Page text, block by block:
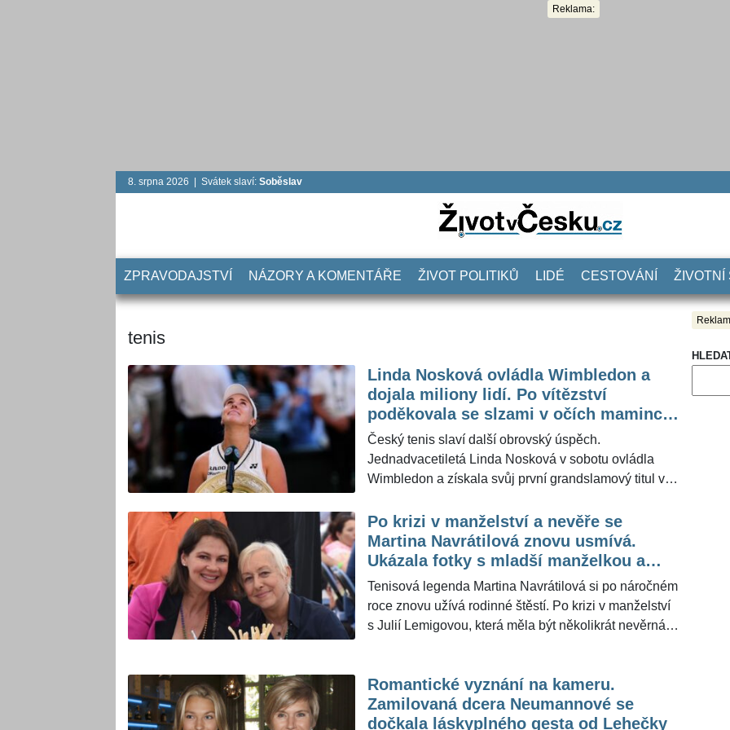
Reklama:
8. srpna 2026 | Svátek slaví: Soběslav
ZPRAVODAJSTVÍ NÁZORY A KOMENTÁŘE ŽIVOT POLITIKŮ LIDÉ CESTOVÁNÍ ŽIVOTNÍ
tenis
Linda Nosková ovládla Wimbledon a
dojala miliony lidí. Po vítězství
poděkovala se slzami v očích mamince
do nebe
Český tenis slaví další obrovský úspěch.
Jednadvacetiletá Linda Nosková v sobotu ovládla
Wimbledon a získala svůj první grandslamový titul v
Karolínu Muchovou ve třech setech. Po největším
triumfu svého života ale mladá Češka ukázala, že
existují věci mnohem důležitější než sportovní trofeje.
mamince Ivaně, která zemřela 30. června 2024 po
slovech neubránila slzám a dojala nejen přítomné na
Po krizi v manželství a nevěře se
Martina Navrátilová znovu usmívá.
Ukázala fotky s mladší manželkou a
syny
Tenisová legenda Martina Navrátilová si po náročném
roce znovu užívá rodinné štěstí. Po krizi v manželství
s Julií Lemigovou, která měla být několikrát nevěrná,
adoptivními syny. Devítinásobná vítězka Wimbledonu
před rokem v létě navštívila na Slapech svou
dlouholetou přítelkyni Helenu Vondráčkovou.
Romantické vyznání na kameru.
Zamilovaná dcera Neumannové se
dočkala láskyplného gesta od Lehečky